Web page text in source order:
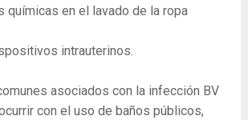
químicas en el lavado de la ropa
intrauterinos.
asociados con la infección BV
con el uso de baños públicos,